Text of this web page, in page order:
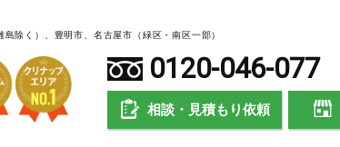
除く）、豊明市、名古屋市（緑区・南区一部）
0120-046-077
相談・見積もり依頼